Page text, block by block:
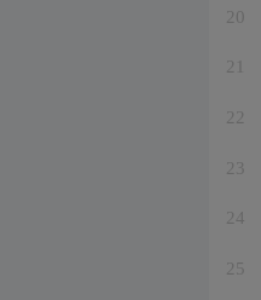
20
21
22
23
24
25